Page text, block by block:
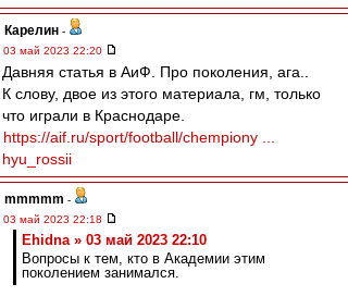
Карелин -
03 май 2023 22:20
Давняя статья в АиФ. Про поколения, ага..
К слову, двое из этого материала, гм, только
что играли в Краснодаре.
https://aif.ru/sport/football/chempiony ...
hyu_rossii
mmmmm -
03 май 2023 22:18
Ehidna » 03 май 2023 22:10
Вопросы к тем, кто в Академии этим
поколением занимался.